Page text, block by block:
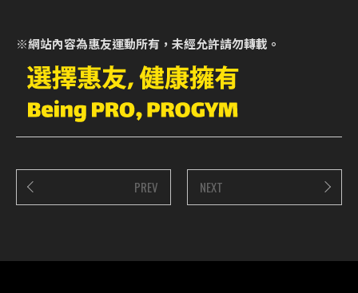
※網站內容為惠友運動所有，未經允許請勿轉載。
PREV NEXT